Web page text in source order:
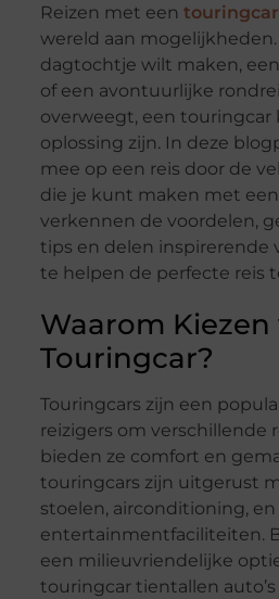
Reizen met een
wereld aan mogelijkheden.
dagtochtje wilt maken,
of een avontuurlijke
overweegt, een touringcar
oplossing zijn. In deze
mee op een reis door de
die je kunt maken met
verkennen de voordelen,
tips en delen inspirerende
te helpen de perfecte reis
Waarom Kiezen
Touringcar?
Touringcars zijn een
reizigers om verschillende
bieden ze comfort en
touringcars zijn uitgerust
stoelen, airconditioning, en
entertainmentfaciliteiten.
een milieuvriendelijke
touringcar tientallen